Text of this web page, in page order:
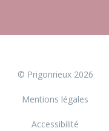
© Prigonrieux 2026
Mentions légales
Accessibilité